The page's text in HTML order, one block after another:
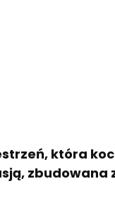
która
zbudowana